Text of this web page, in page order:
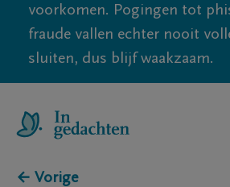
voorkomen. Pogingen tot
fraude vallen echter nooit
sluiten, dus blijf waakzaam.
← Vorige